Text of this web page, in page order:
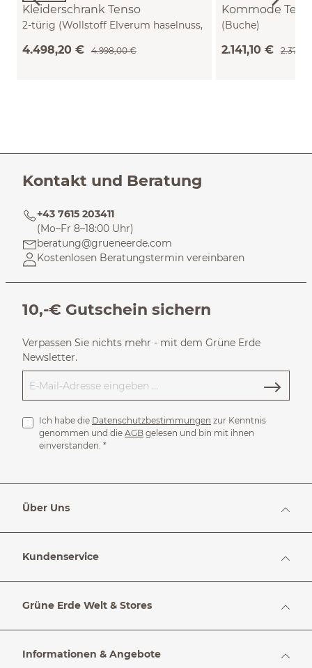
Kleiderschrank Tenso
2-türig (Wollstoff Elverum haselnuss,
4.498,20 € 4.998,00 €
Kommode
(Buche)
2.141,10 €
Kontakt und Beratung
+43 7615 203411
(Mo–Fr 8–18:00 Uhr)
beratung@grueneerde.com
Kostenlosen Beratungstermin vereinbaren
10,-€ Gutschein sichern
Verpassen Sie nichts mehr - mit dem Grüne Erde
Newsletter.
Ich habe die Datenschutzbestimmungen zur Kenntnis
genommen und die AGB gelesen und bin mit ihnen
einverstanden. *
Über Uns
Kundenservice
Grüne Erde Welt & Stores
Informationen & Angebote